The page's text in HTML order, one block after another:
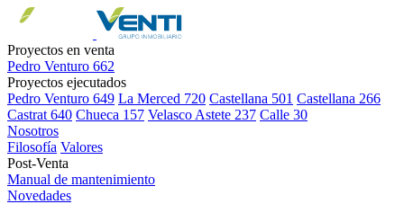
Proyectos en venta
Pedro Venturo 662
Proyectos ejecutados
Pedro Venturo 649 La Merced 720 Castellana 501 Castellana 266
Castrat 640 Chueca 157 Velasco Astete 237 Calle 30
Nosotros
Filosofía Valores
Post-Venta
Manual de mantenimiento
Novedades